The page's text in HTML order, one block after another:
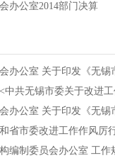
办公室2014部门决算
办公室 关于印发《无
中共无锡市委关于改进
办公室 关于印发《无
省市委改进工作作风厉
编制委员会办公室 工作